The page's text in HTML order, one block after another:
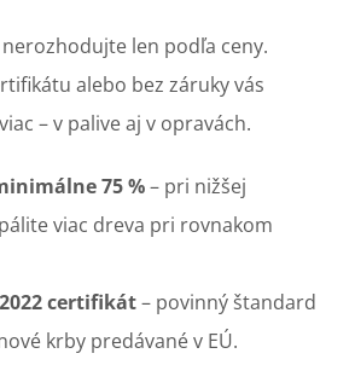
len podľa ceny.
alebo bez záruky vás
– v palive aj v opravách.
75 %– pri nižšej
viac dreva pri rovnakom
certifikát– povinný štandard
krby predávané v EÚ.